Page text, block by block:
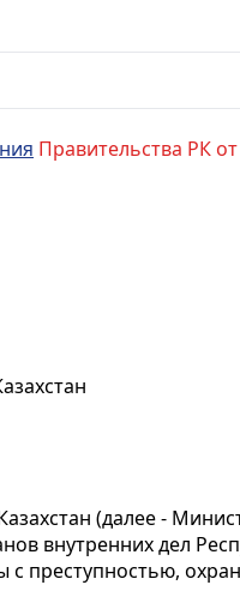
Правительства РК
(далее -
внутренних дел
преступностью,